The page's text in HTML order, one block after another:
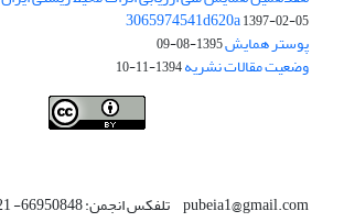
3065974541d620a1397-02-05
پوستر همایش1395-08-09
وضعیت مقالات نشریه1394-11-10
pubeia1@gmail.com تلفکس انجمن: 66950848- 021